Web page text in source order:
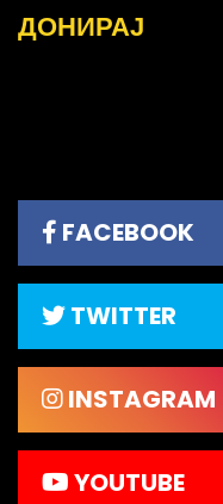
ДОНИРАЈ
FACEBOOK
TWITTER
INSTAGRAM
YOUTUBE